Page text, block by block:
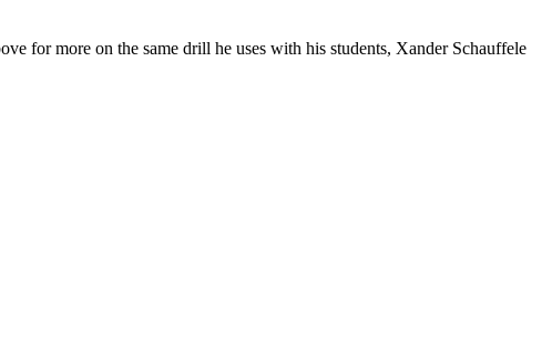
for more on the same drill he uses with his students, Xander Schauffele